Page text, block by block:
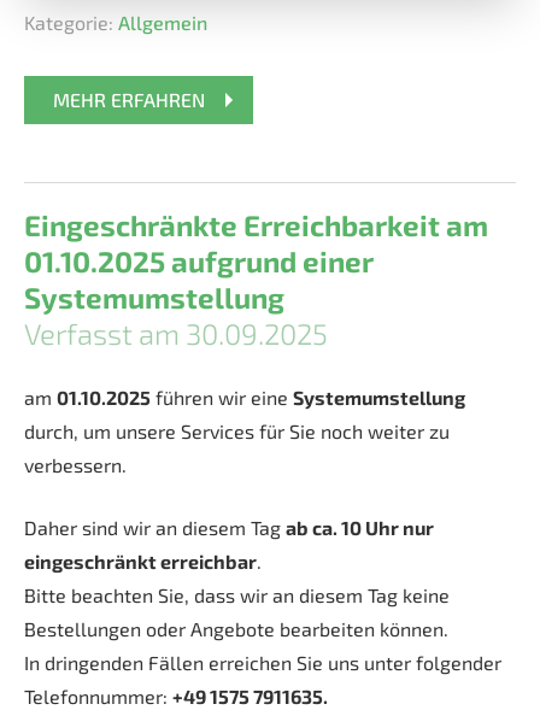
Kategorie: Allgemein
MEHR ERFAHREN
Eingeschränkte Erreichbarkeit am
01.10.2025 aufgrund einer
Systemumstellung
Verfasst am 30.09.2025
am 01.10.2025 führen wir eine Systemumstellung
durch, um unsere Services für Sie noch weiter zu
verbessern.
Daher sind wir an diesem Tag ab ca. 10 Uhr nur
eingeschränkt erreichbar.
Bitte beachten Sie, dass wir an diesem Tag keine
Bestellungen oder Angebote bearbeiten können.
In dringenden Fällen erreichen Sie uns unter folgender
Telefonnummer: +49 1575 7911635.